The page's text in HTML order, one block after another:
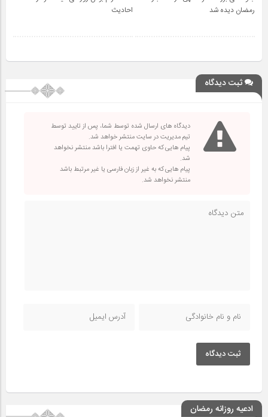
رمضان دیده شد
احادیث
ثبت دیدگاه
دیدگاه های ارسال شده توسط شما، پس از تایید توسط
تیم مدیریت در سایت منتشر خواهد شد.
پیام هایی که حاوی تهمت یا افترا باشد منتشر نخواهد
شد.
پیام هایی که به غیر از زبان فارسی یا غیر مرتبط باشد
منتشر نخواهد شد.
ثبت دیدگاه
ادعیه روزانه رمضان